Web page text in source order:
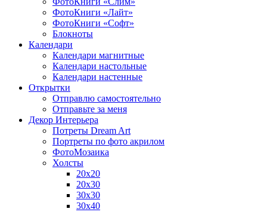
ФотоКниги «Лайт»
ФотоКниги «Софт»
Блокноты
Календари
Календари магнитные
Календари настольные
Календари настенные
Открытки
Отправлю самостоятельно
Отправьте за меня
Декор Интерьера
Потреты Dream Art
Портреты по фото акрилом
ФотоМозаика
Холсты
20х20
20х30
30х30
30х40